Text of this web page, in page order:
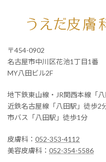
〒454-0902
名古屋市中川区花池1丁目1番
MY八田ビル2F
地下鉄東山線・JR関西本線「
近鉄名古屋線「八田駅」徒歩2
市バス「八田駅」徒歩1分
皮膚科： 052-353-4112
美容皮膚科： 052-354-5586